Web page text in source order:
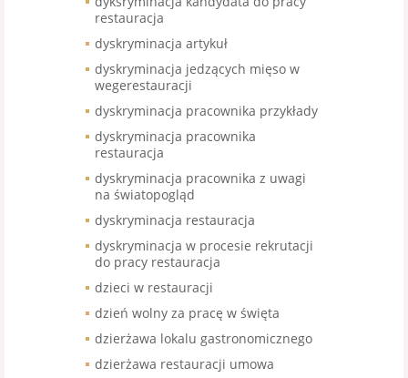
restauracja
dyskryminacja artykuł
dyskryminacja jedzących mięso w
wegerestauracji
dyskryminacja pracownika przykłady
dyskryminacja pracownika
restauracja
dyskryminacja pracownika z uwagi
na światopogląd
dyskryminacja restauracja
dyskryminacja w procesie rekrutacji
do pracy restauracja
dzieci w restauracji
dzień wolny za pracę w święta
dzierżawa lokalu gastronomicznego
dzierżawa restauracji umowa